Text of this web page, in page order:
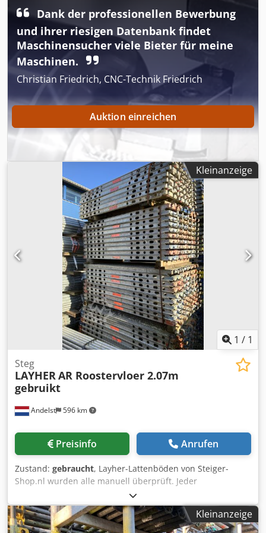
Dank der professionellen Bewerbung
und ihrer riesigen Datenbank findet
Maschinensucher viele Bieter für meine
Maschinen.
Christian Friedrich, CNC-Technik Friedrich
Auktion einreichen
Kleinanzeige
1 / 1
Andelst 596 km
Steg
LAYHERAR Roostervloer 2.07m
gebruikt
Preisinfo Anrufen
Zustand: gebraucht, Layher-Lattenböden von Steiger-
Shop.nl wurden alle manuell überprüft. Jeder
Spaltenboden, den Sie bei uns kaufen, wurde von unseren
erfahrenen Mitarbeitern auf Qualität geprüft. Dies gilt
sowohl für gebrauchte als auch für neue Spaltenböden.
Kleinanzeige